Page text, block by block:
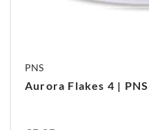
PNS
Aurora Flakes 4 | PNS